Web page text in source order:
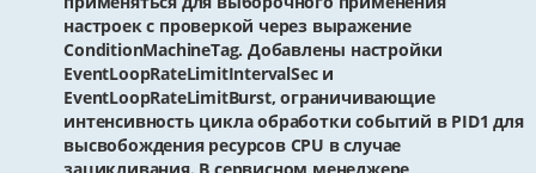
настроек с проверкой через выражение
ConditionMachineTag. Добавлены настройки
EventLoopRateLimitIntervalSec и
EventLoopRateLimitBurst, ограничивающие
интенсивность цикла обработки событий в PID1 для
высвобождения ресурсов CPU в случае